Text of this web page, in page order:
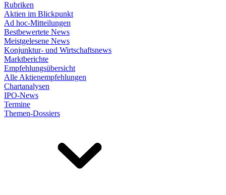
Rubriken
Aktien im Blickpunkt
Ad hoc-Mitteilungen
Bestbewertete News
Meistgelesene News
Konjunktur- und Wirtschaftsnews
Marktberichte
Empfehlungsübersicht
Alle Aktienempfehlungen
Chartanalysen
IPO-News
Termine
Themen-Dossiers